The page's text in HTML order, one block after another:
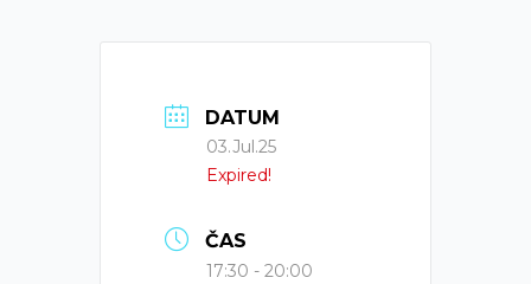
DATUM
03.Jul.25
Expired!
ČAS
17:30 - 20:00